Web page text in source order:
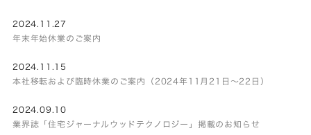
2024.11.27
年末年始休業のご案内
2024.11.15
本社移転および臨時休業のご案内（2024年11月21日～22日）
2024.09.10
業界誌「住宅ジャーナルウッドテクノロジー」掲載のお知らせ